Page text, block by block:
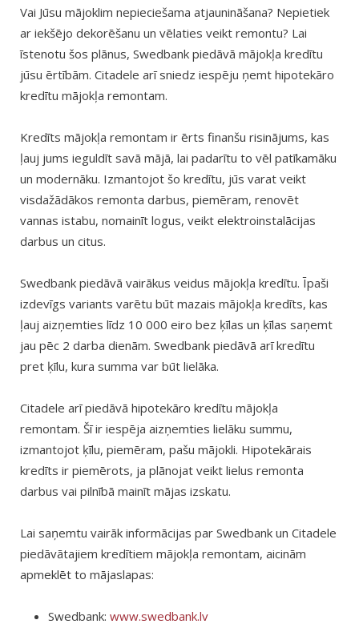
Vai Jūsu mājoklim nepieciešama atjaunināšana? Nepietiek
ar iekšējo dekorēšanu un vēlaties veikt remontu? Lai
īstenotu šos plānus, Swedbank piedāvā mājokļa kredītu
jūsu ērtībām. Citadele arī sniedz iespēju ņemt hipotekāro
kredītu mājokļa remontam.
Kredīts mājokļa remontam ir ērts finanšu risinājums, kas
ļauj jums ieguldīt savā mājā, lai padarītu to vēl patīkamāku
un modernāku. Izmantojot šo kredītu, jūs varat veikt
visdažādākos remonta darbus, piemēram, renovēt
vannas istabu, nomainīt logus, veikt elektroinstalācijas
darbus un citus.
Swedbank piedāvā vairākus veidus mājokļa kredītu. Īpaši
izdevīgs variants varētu būt mazais mājokļa kredīts, kas
ļauj aizņemties līdz 10 000 eiro bez ķīlas un ķīlas saņemt
jau pēc 2 darba dienām. Swedbank piedāvā arī kredītu
pret ķīlu, kura summa var būt lielāka.
Citadele arī piedāvā hipotekāro kredītu mājokļa
remontam. Šī ir iespēja aizņemties lielāku summu,
izmantojot ķīlu, piemēram, pašu mājokli. Hipotekārais
kredīts ir piemērots, ja plānojat veikt lielus remonta
darbus vai pilnībā mainīt mājas izskatu.
Lai saņemtu vairāk informācijas par Swedbank un Citadele
piedāvātajiem kredītiem mājokļa remontam, aicinām
apmeklēt to mājaslapas:
Swedbank: www.swedbank.lv